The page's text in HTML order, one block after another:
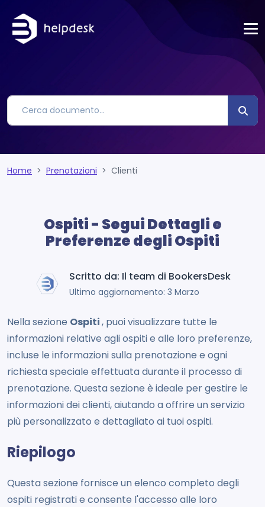
Home Prenotazioni Clienti
Ospiti - Segui Dettagli e
Preferenze degli Ospiti
Scritto da: Il team di BookersDesk
Ultimo aggiornamento: 3 Marzo
Nella sezione Ospiti, puoi visualizzare tutte le
informazioni relative agli ospiti e alle loro preferenze,
incluse le informazioni sulla prenotazione e ogni
richiesta speciale effettuata durante il processo di
prenotazione. Questa sezione è ideale per gestire le
informazioni dei clienti, aiutando a offrire un servizio
più personalizzato e dettagliato ai tuoi ospiti.
Riepilogo
Questa sezione fornisce un elenco completo degli
ospiti registrati e consente l'accesso alle loro